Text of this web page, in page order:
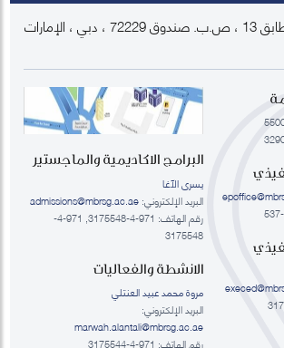
برج المؤتمرات ، الطابق 13 ، ص.ب. صندوق 72229 ، دبي ، الإمارات
البرامج الاكاديمية والماجستير
يسرى الآغا
البريد الإلكتروني: admissions@mbrsg.ac.ae
رقم الهاتف: 971-4-3175548, 971-4-
3175548
الانشطة والفعاليات
مروة محمد عبيد العنتلي
البريد الإلكتروني:
marwah.alantali@mbrsg.ac.ae​
رقم الهاتف: 971-4-3175544